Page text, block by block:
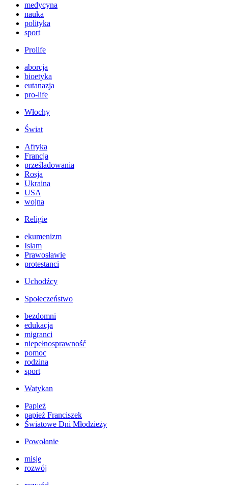
medycyna
nauka
polityka
sport
Prolife
aborcja
bioetyka
eutanazja
pro-life
Włochy
Świat
Afryka
Francja
prześladowania
Rosja
Ukraina
USA
wojna
Religie
ekumenizm
Islam
Prawosławie
protestanci
Uchodźcy
Społeczeństwo
bezdomni
edukacja
migranci
niepełnosprawność
pomoc
rodzina
sport
Watykan
Papież
papież Franciszek
Światowe Dni Młodzieży
Powołanie
misje
rozwój